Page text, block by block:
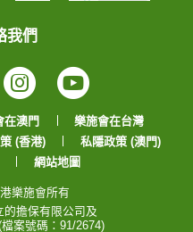
我們
Instagram
YouTube
在澳門
樂施會在台灣
(香港)
私隱政策 (澳門)
網站地圖
樂施會所有
擔保有限公司及
案號碼：91/2674)